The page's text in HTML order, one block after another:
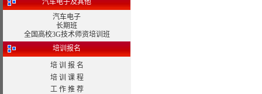
汽车电子及其他
汽车电子
长期班
全国高校3G技术师资培训班
培训报名
培 训 报 名
培 训 课 程
工 作 推 荐